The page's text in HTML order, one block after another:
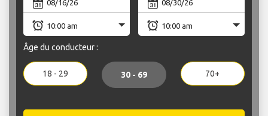
Âge du conducteur :
18 - 29 30 - 69 70+